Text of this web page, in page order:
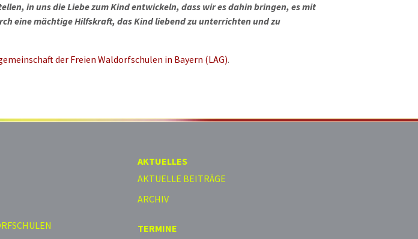
in uns die Liebe zum Kind entwickeln, dass wir es dahin bringen, es mit
eine mächtige Hilfskraft, das Kind liebend zu unterrichten und zu
der Freien Waldorfschulen in Bayern (LAG).
AKTUELLES
AKTUELLE BEITRÄGE
ARCHIV
TERMINE